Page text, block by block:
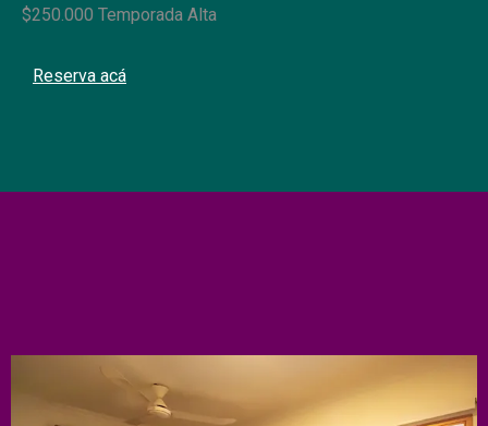
$250.000 Temporada Alta
Reserva acá